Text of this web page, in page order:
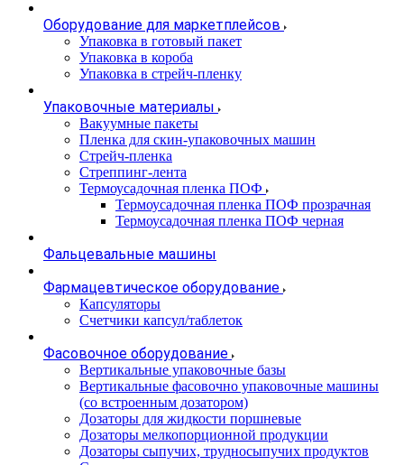
Оборудование для маркетплейсов
Упаковка в готовый пакет
Упаковка в короба
Упаковка в стрейч-пленку
Упаковочные материалы
Вакуумные пакеты
Пленка для скин-упаковочных машин
Стрейч-пленка
Стреппинг-лента
Термоусадочная пленка ПОФ
Термоусадочная пленка ПОФ прозрачная
Термоусадочная пленка ПОФ черная
Фальцевальные машины
Фармацевтическое оборудование
Капсуляторы
Счетчики капсул/таблеток
Фасовочноe оборудование
Вертикальные упаковочные базы
Вертикальные фасовочно упаковочные машины
(со встроенным дозатором)
Дозаторы для жидкости поршневые
Дозаторы мелкопорционной продукции
Дозаторы сыпучих, трудносыпучих продуктов